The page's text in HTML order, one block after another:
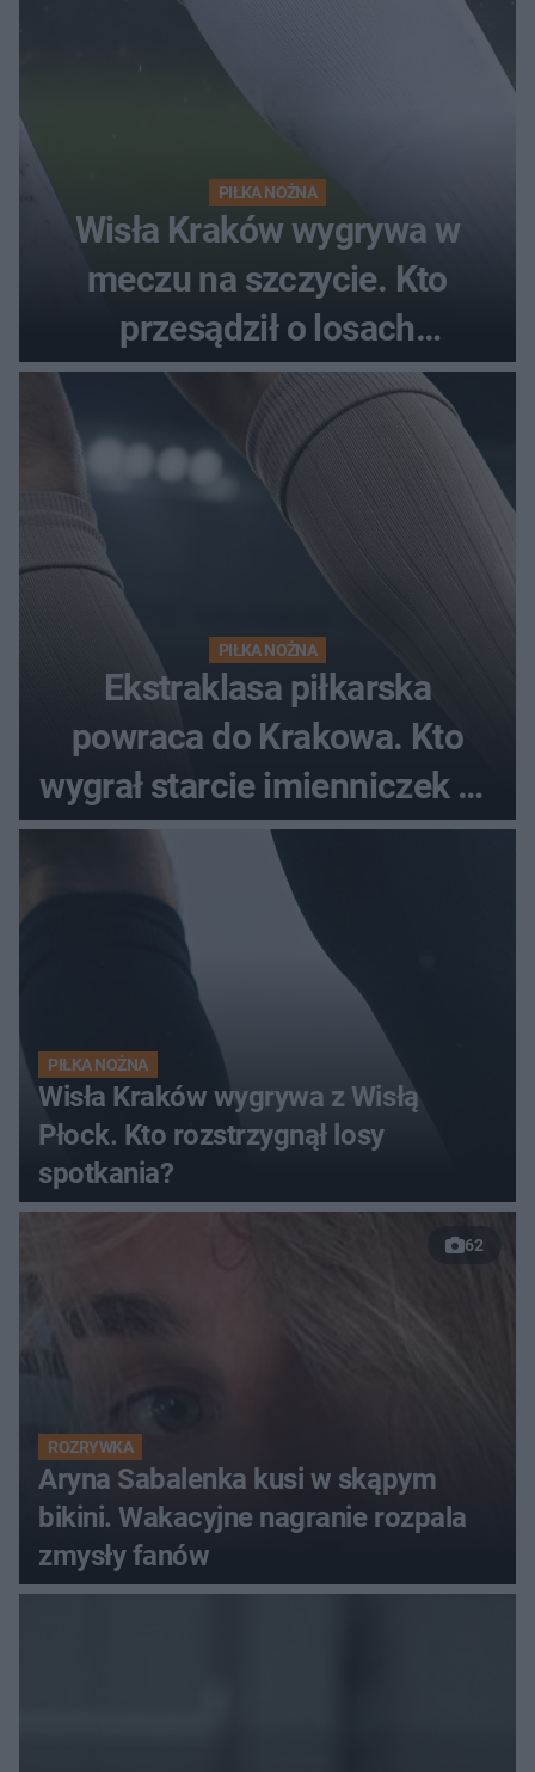
PIŁKA NOŻNA
Wisła Kraków wygrywa w
meczu na szczycie. Kto
przesądził o losach
spotkania?
PIŁKA NOŻNA
Ekstraklasa piłkarska
powraca do Krakowa. Kto
wygrał starcie imienniczek na
pełnym stadionie
PIŁKA NOŻNA
Wisła Kraków wygrywa z Wisłą
Płock. Kto rozstrzygnął losy
spotkania?
62
ROZRYWKA
Aryna Sabalenka kusi w skąpym
bikini. Wakacyjne nagranie rozpala
zmysły fanów